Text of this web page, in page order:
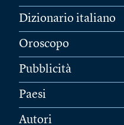
Dizionario italiano
Oroscopo
Pubblicità
Paesi
Autori